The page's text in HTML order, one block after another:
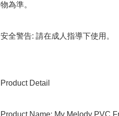
物為準。
安全警告: 請在成人指導下使用。
Product Detail
Product Name: My Melody PVC